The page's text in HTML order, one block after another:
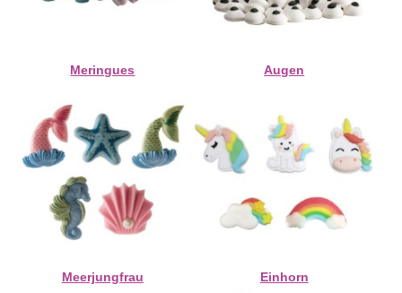
Meringues Augen
Meerjungfrau Einhorn